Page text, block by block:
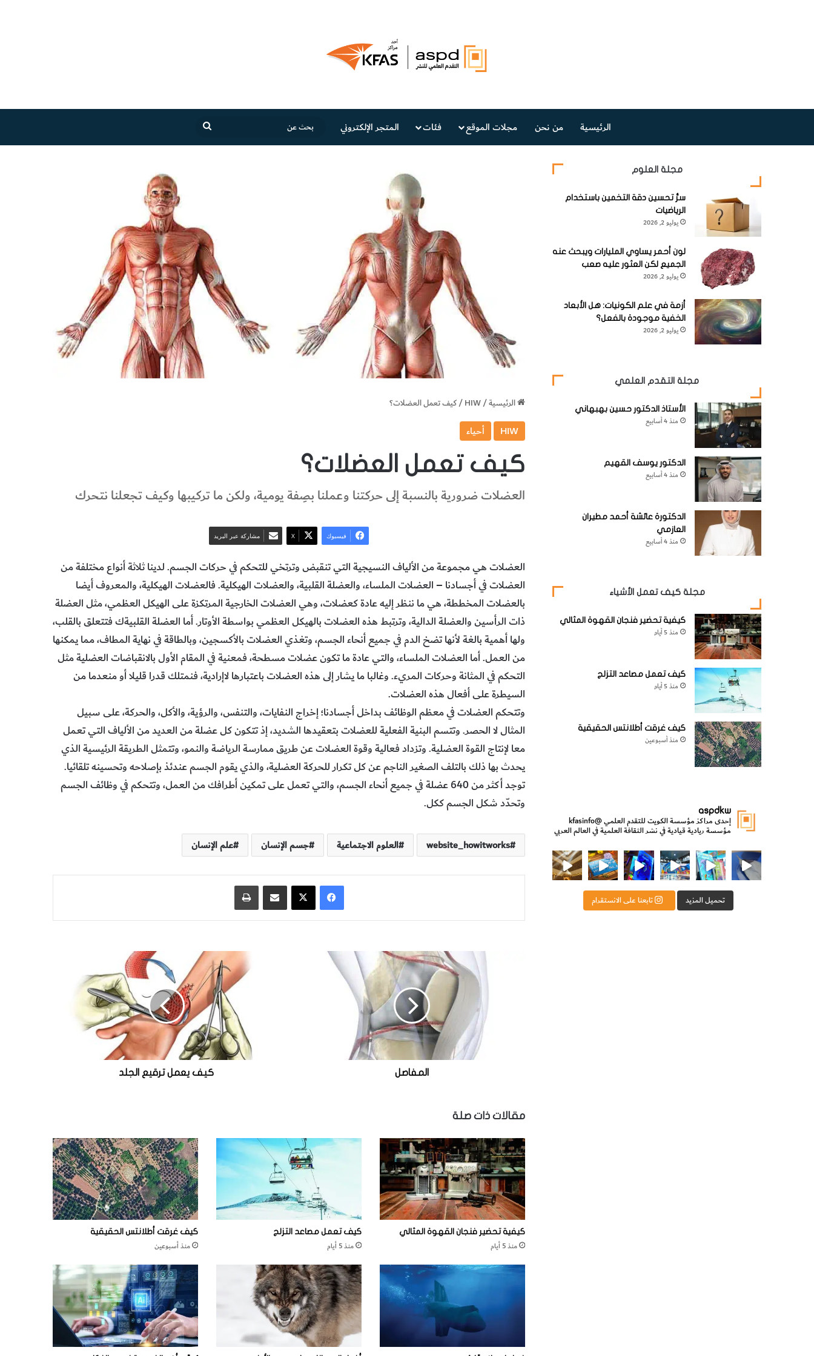
الرئيسية من نحن مجلات الموقع فئات المتجر الإلكتروني
عن
الرئيسية/
HIW
/كيف تعمل العضلات؟
HIW أحياء
كيف تعمل العضلات؟
العضلات ضرورية بالنسبة إلى حركتنا وعملنا بصِفة يومية، ولكن ما تركيبها وكيف تجعلنا نتحرك
فيسبوك ‫X مشاركة عبر البريد
العضلات هي مجموعة من الألياف النسيجية التي تنقبض وترتخي للتحكم في حركات الجسم. لدينا ثلاثة أنواع مختلفة من
العضلات في أجسادنا – العضلات الملساء، والعضلة القلبية، والعضلات الهيكلية. فالعضلات الهيكلية، والمعروف أيضا
بالعضلات المخططة، هي ما ننظر إليه عادة كعضلات، وهي العضلات الخارجية المرتكزة على الهيكل العظمي، مثل العضلة
ذات الرأسين والعضلة الدالية، وترتبط هذه العضلات بالهيكل العظمي بواسطة الأوتار. أما العضلة القلبيةك فتتعلق بالقلب،
ولها أهمية بالغة لأنها تضخ الدم في جميع أنحاء الجسم، وتغذي العضلات بالأكسجين، وبالطاقة في نهاية المطاف، مما يمكنها
من العمل. أما العضلات الملساء، والتي عادة ما تكون عضلات مسطحة، فمعنية في المقام الأول بالانقباضات العضلية مثل
التحكم في المثانة وحركات المريء. وغالبا ما يشار إلى هذه العضلات باعتبارها لاإرادية، فنمتلك قدرا قليلا أو منعدما من
السيطرة على أفعال هذه العضلات.
وتتحكم العضلات في معظم الوظائف بداخل أجسادنا؛ إخراج النفايات، والتنفس، والرؤية، والأكل، والحركة، على سبيل
المثال لا الحصر. وتتسم البنية الفعلية للعضلات بتعقيدها الشديد، إذ تتكون كل عضلة من العديد من الألياف التي تعمل
معا لإنتاج القوة العضلية. وتزداد فعالية وقوة العضلات عن طريق ممارسة الرياضة والنمو، وتتمثل الطريقة الرئيسية الذي
يحدث بها ذلك بالتلف الصغير الناجم عن كل تكرار للحركة العضلية، والذي يقوم الجسم عندئذ بإصلاحه وتحسينه تلقائيا.
توجد أكثر من 640 عضلة في جميع أنحاء الجسم، والتي تعمل على تمكين أطرافك من العمل، وتتحكم في وظائف الجسم
وتحدّد شكل الجسم ككل.
website_howitworks العلوم الاجتماعية جسم الإنسان علم الإنسان
فيسبوك ‫X مشاركة عبر البريد
المفاصل
ج
ل
د
كيف يعمل ترقيع الجلد
مقالات ذات صلة
كيفية تحضير فنجان القهوة المثالي
منذ 5 أيام
كيف تعمل مصاعد التزلج
منذ 5 أيام
كيف غرقت أطلانتس الحقيقية
منذ أسبوعين
مجلة العلوم
سرُّ تحسين دقة التخمين باستخدام
الرياضيات
يوليو 2, 2026
لون أحمر يساوي المليارات ويبحث عنه
الجميع لكن العثور عليه صعب
يوليو 2, 2026
أزمة في علم الكونيات: هل الأبعاد
الخفية موجودة بالفعل؟
يوليو 2, 2026
مجلة التقدم العلمي
الأستاذ الدكتور حسين بهبهاني
منذ 4 أسابيع
الدكتور يوسف القهيم
منذ 4 أسابيع
الدكتورة عائشة أحمد مطيران
العازمي
منذ 4 أسابيع
مجلة كيف تعمل الأشياء
كيفية تحضير فنجان القهوة المثالي
منذ 5 أيام
كيف تعمل مصاعد التزلج
منذ 5 أيام
كيف غرقت أطلانتس الحقيقية
منذ أسبوعين
aspdkw
إحدى مراكز مؤسسة الكويت للتقدم العلمي@kfasinfo
مؤسسة ريادية قيادية في نشر الثقافة العلمية في العالم العربي
ووزير الدولة لشؤون الش
من الأعماق نكتشف ومن الكتب نتعلّم⁨ رجعنا! ما كنّا بعيد! مجهزين لكم كل جديد!⁩
تحميل المزيد تابعنا على الانستقرام